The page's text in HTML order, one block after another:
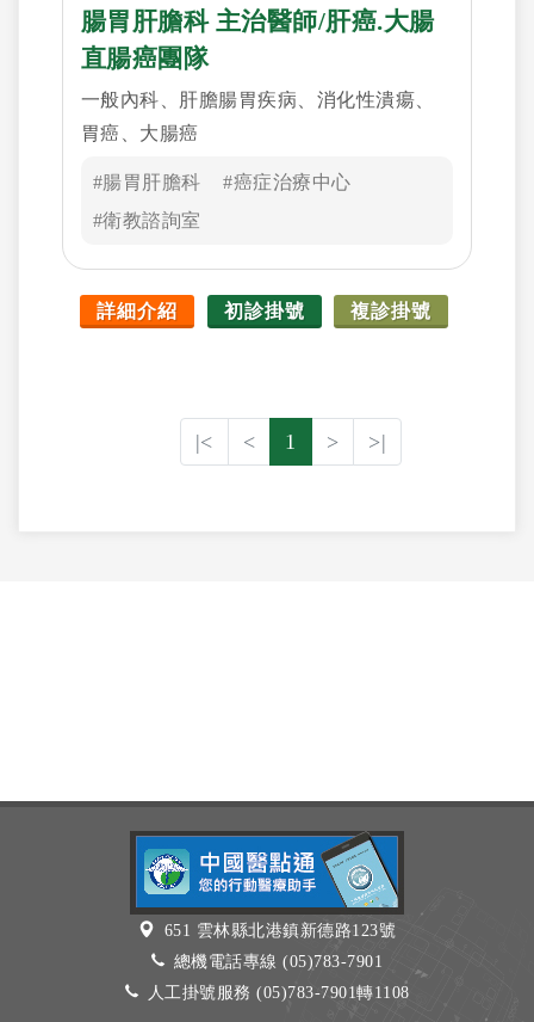
腸胃肝膽科 主治醫師/肝癌.大腸
直腸癌團隊
一般內科、肝膽腸胃疾病、消化性潰瘍、
胃癌、大腸癌
#腸胃肝膽科
#癌症治療中心
#衛教諮詢室
詳細介紹 初診掛號 複診掛號
|< < 1 > >|
651 雲林縣北港鎮新德路123號
總機電話專線 (05)783-7901
人工掛號服務 (05)783-7901轉1108